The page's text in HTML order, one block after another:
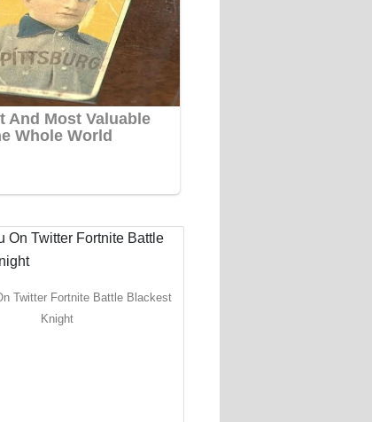
Twitter Fortnite Battle Blackest
Knight